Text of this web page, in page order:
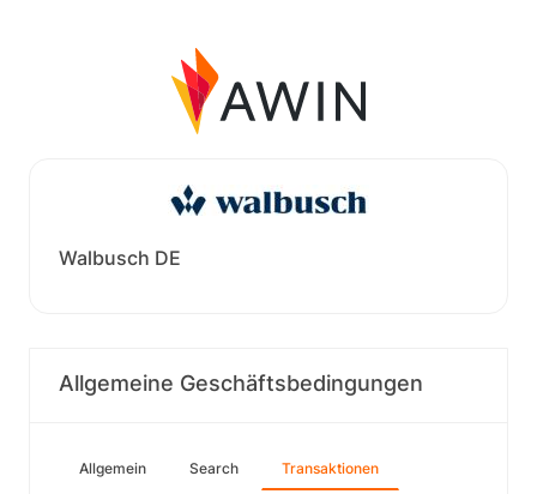
Walbusch DE
Allgemeine Geschäftsbedingungen
Allgemein Search Transaktionen